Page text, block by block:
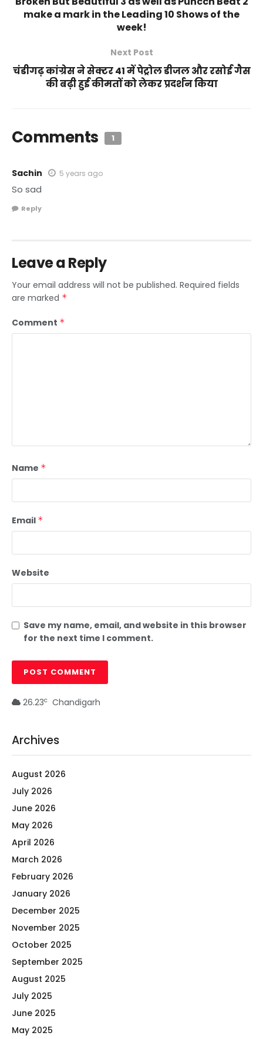
make a mark in the Leading 10 Shows of the
week!
Next Post
चंडीगढ़ कांग्रेस ने सेक्टर 41 में पेट्रोल डीजल और रसोई गैस
की बढ़ी हुई कीमतों को लेकर प्रदर्शन किया
Comments 1
Sachin 5 years ago
So sad
Reply
Leave a Reply
Your email address will not be published. Required fields
are marked *
Comment *
Name *
Email *
Website
Save my name, email, and website in this browser
for the next time I comment.
26.23c Chandigarh
Archives
August 2026
July 2026
June 2026
May 2026
April 2026
March 2026
February 2026
January 2026
December 2025
November 2025
October 2025
September 2025
August 2025
July 2025
June 2025
May 2025